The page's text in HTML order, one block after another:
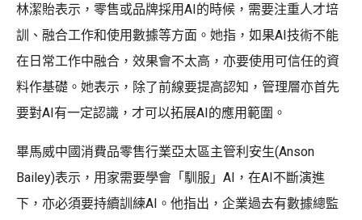
林潔貽表示，零售或品牌採用AI的時候，需要注重人才培
訓、融合工作和使用數據等方面。她指，如果AI技術不能
在日常工作中融合，效果會不太高，亦要使用可信任的資
料作基礎。她表示，除了前線要提高認知，管理層亦首先
要對AI有一定認識，才可以拓展AI的應用範圍。
畢馬威中國消費品零售行業亞太區主管利安生(Anson
Bailey)表示，用家需要學會「馴服」AI，在AI不斷演進
下，亦必須要持續訓練AI。他指出，企業過去有數據總監